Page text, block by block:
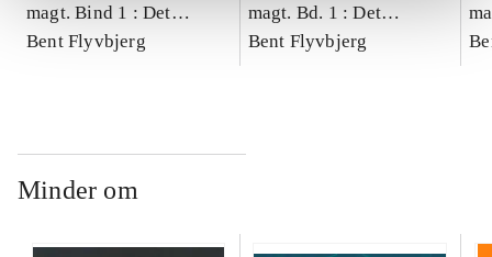
magt. Bind 1 : Det
konkretes videnskab
Bent Flyvbjerg
magt. Bd. 1 : Det
konkretes videnskab
Bent Flyvbjerg
Minder om